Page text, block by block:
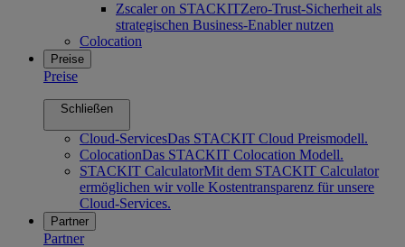
Zscaler on STACKITZero-Trust-Sicherheit als
strategischen Business-Enabler nutzen
Colocation
Preise
Preise
Schließen
Cloud-ServicesDas STACKIT Cloud Preismodell.
ColocationDas STACKIT Colocation Modell.
STACKIT CalculatorMit dem STACKIT Calculator
ermöglichen wir volle Kostentransparenz für unsere
Cloud-Services.
Partner
Partner